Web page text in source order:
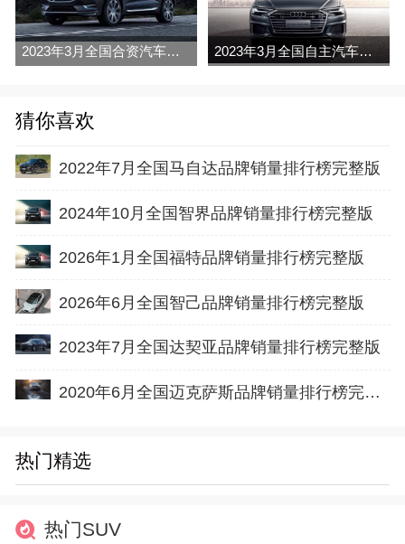
2023年3月全国合资汽车品牌销量排行榜完整版 2023年3月全国自主汽车品牌销量排行榜完整版
猜你喜欢
2022年7月全国马自达品牌销量排行榜完整版
2024年10月全国智界品牌销量排行榜完整版
2026年1月全国福特品牌销量排行榜完整版
2026年6月全国智己品牌销量排行榜完整版
2023年7月全国达契亚品牌销量排行榜完整版
2020年6月全国迈克萨斯品牌销量排行榜完整版
热门精选
热门SUV